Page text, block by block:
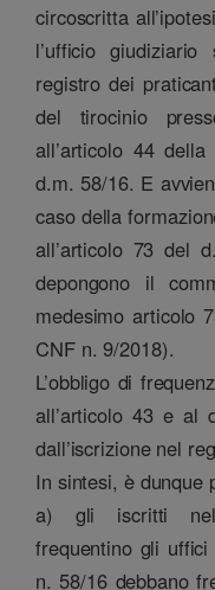
circoscritta
l’ufficio
registro dei
del tirocinio
all’articolo 44
d.m. 58/16. E
caso della
all’articolo 73 del
depongono il
medesimo articolo
CNF n. 9/2018).
L’obbligo di
all’articolo 43 e al
dall’iscrizione nel
In sintesi, è dunque
a) gli iscritti
frequentino gli
n. 58/16 debbano